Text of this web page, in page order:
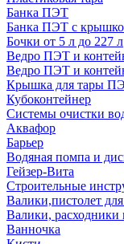
Банка ПЭТ
Банка ПЭТ с
Бочки от 5 л до 227 л
Ведро ПЭТ и
Ведро ПЭТ и
Крышка для тары
Кубоконтейнер
Системы очистки
Аквафор
Барьер
Водяная помпа и
Гейзер-Вита
Строительные
Валики,пистолет
Валики, расходники
Ванночка